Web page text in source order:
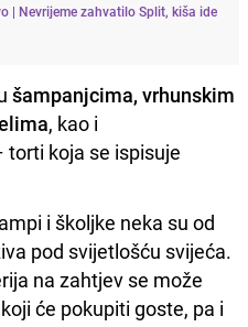
| Nevrijeme zahvatilo Split, kiša ide
šampanjcima, vrhunskim
, kao i
torti koja se ispisuje
i školjke neka su od
pod svijetlošću svijeća.
na zahtjev se može
će pokupiti goste, pa i